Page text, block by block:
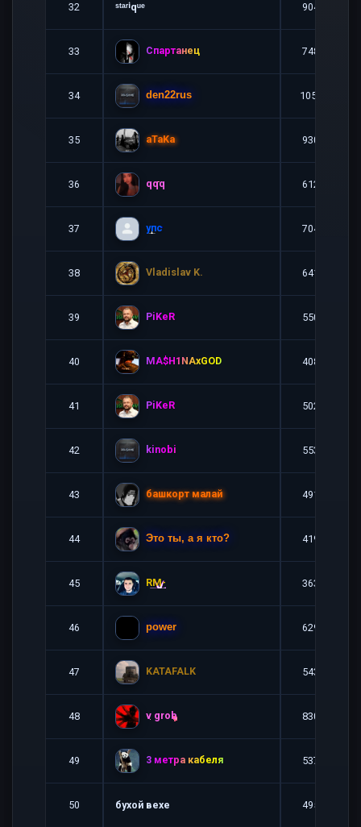
32 ˢᵗᵃʳⁱqᵘᵉ 9040
33 Спартанец 7480
34 den22rus 10525
35 aTaKa 9301
36 qqq 6129
37 упс 7049
38 Vladislav K. 6415
39 PiKeR 5509
40 MA$H1NAxGOD 4086
41 PiKeR 5022
42 kinobi 5537
43 башкорт малай 4910
44 Это ты, а я кто? 4191
45 RM- 3635
46 power 6291
47 KATAFALK 5437
48 v grob 8300
49 3 метра кабеля 5377
50 бухой вехе 4955